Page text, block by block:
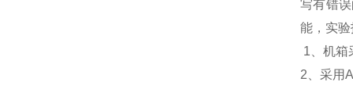
写有错
能，实
1、机箱
2、采用